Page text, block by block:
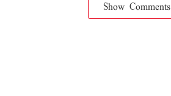
Show Comments